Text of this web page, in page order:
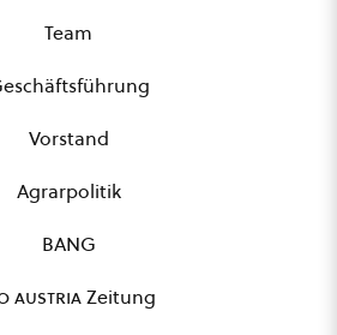
Team
Vorstand
Agrarpolitik
BANG
austriaZeitung